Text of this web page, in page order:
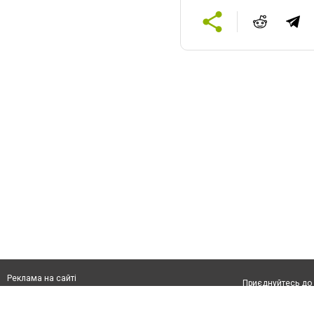
Реклама на сайті
Приєднуйтесь до